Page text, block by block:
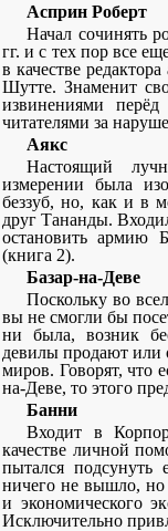
Асприн Роберт
Начал сочинять
гг. и с тех пор все
в качестве
Шутте. Знаменит
извинениями
читателями за
Аякс
Настоящий
измерении была
беззуб, но, как и в
друг Тананды.
остановить армию
(книга 2).
Базар-на-Деве
Поскольку во
вы не смогли бы
ни была, возник
девилы продают
миров. Говорят, что
на-Деве, то этого
Банни
Входит в
качестве личной
пытался
ничего не вышло, но
и экономического
Исключительно